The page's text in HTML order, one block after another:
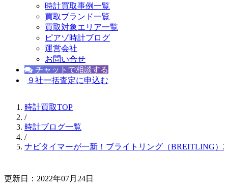
時計買取事例一覧
買取ブランド一覧
買取対象エリア一覧
ピアゾ時計ブログ
運営会社
お問い合せ
チャットで相談する
９社一括査定に申込む
時計買取TOP
/
時計ブログ一覧
/
ナビタイマーが一新！ブライトリング（BREITLING）
更新日：2022年07月24日